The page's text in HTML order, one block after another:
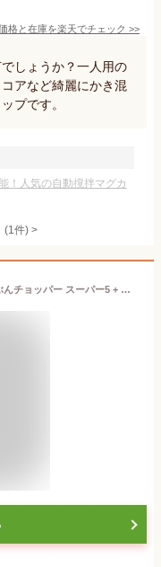
格と在庫を楽天でチェック >>
しょうか？一人用の
アなど綺麗にかき混
プです。
！人気の自動撹拌マグカ
(1件) >
【2種セット】食洗機対応 強化版 ぶんぶんチョッパー スーパー5 + ぶんぶんチョッパーR 5枚刃 大容量 900ml トライタン 640ml ふたも洗える スライサー みじん切り 手動 フードプロセッサー みじん切り器 フードチョッパー